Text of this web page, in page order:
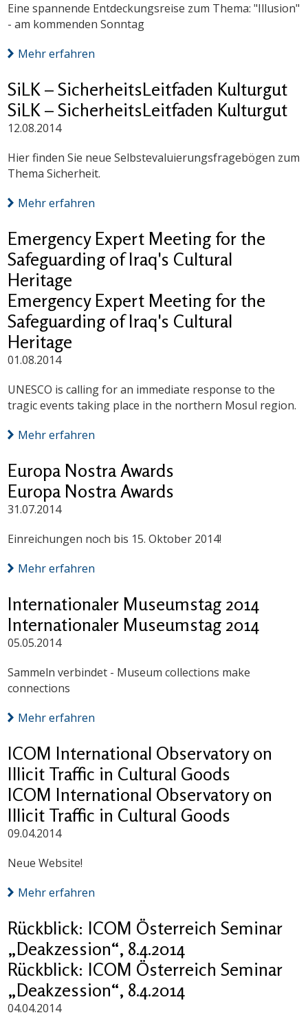
Eine spannende Entdeckungsreise zum Thema: "Illusion"
- am kommenden Sonntag
Mehr erfahren
SiLK – SicherheitsLeitfaden Kulturgut
SiLK – SicherheitsLeitfaden Kulturgut
12.08.2014
Hier finden Sie neue Selbstevaluierungsfragebögen zum
Thema Sicherheit.
Mehr erfahren
Emergency Expert Meeting for the
Safeguarding of Iraq's Cultural
Heritage
Emergency Expert Meeting for the
Safeguarding of Iraq's Cultural
Heritage
01.08.2014
UNESCO is calling for an immediate response to the
tragic events taking place in the northern Mosul region.
Mehr erfahren
Europa Nostra Awards
Europa Nostra Awards
31.07.2014
Einreichungen noch bis 15. Oktober 2014!
Mehr erfahren
Internationaler Museumstag 2014
Internationaler Museumstag 2014
05.05.2014
Sammeln verbindet - Museum collections make
connections
Mehr erfahren
ICOM International Observatory on
Illicit Traffic in Cultural Goods
ICOM International Observatory on
Illicit Traffic in Cultural Goods
09.04.2014
Neue Website!
Mehr erfahren
Rückblick: ICOM Österreich Seminar
„Deakzession“, 8.4.2014
Rückblick: ICOM Österreich Seminar
„Deakzession“, 8.4.2014
04.04.2014